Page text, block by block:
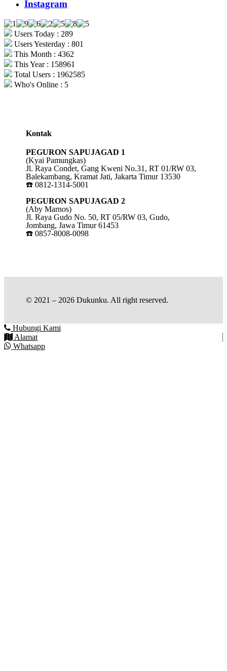
Instagram
Users Today : 289
Users Yesterday : 801
This Month : 4362
This Year : 158961
Total Users : 1962585
Who's Online : 5
Kontak
PEGURON SAPUJAGAD 1
(Kyai Pamungkas)
Jl. Raya Condet, Gang Kweni No.31, RT 01/RW 03,
Balekambang, Kramat Jati, Jakarta Timur 13530
☎️ 0812-1314-5001
PEGURON SAPUJAGAD 2
(Aby Marnos)
Jl. Raya Gudo No. 50, RT 05/RW 03, Gudo,
Jombang, Jawa Timur 61453
☎️ 0857-8008-0098
© 2021 – 2026 Dukunku. All right reserved.
Hubungi Kami
Alamat
Whatsapp